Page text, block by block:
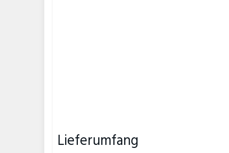
Lieferumfang